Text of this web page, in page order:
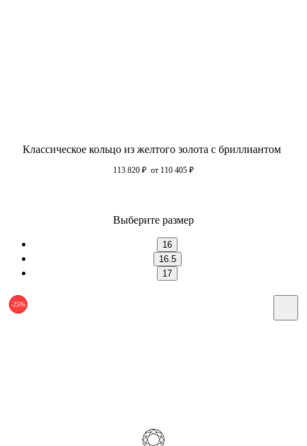
Классическое кольцо из желтого золота с бриллиантом
113 820 ₽ от 110 405 ₽
Выберите размер
16
16.5
17
-25%